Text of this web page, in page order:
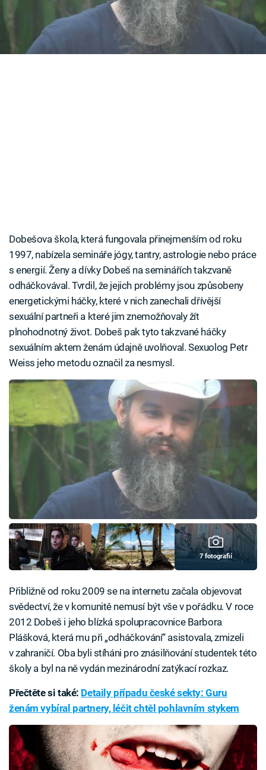
Sledujte prima+
esoterické školy Poetrie. Jeho případ
zaměstnával české soudy dlouhých deset let.
Dobešova škola, která fungovala přinejmenším od roku
1997, nabízela semináře jógy, tantry, astrologie nebo práce
s energií. Ženy a dívky Dobeš na seminářích takzvaně
odháčkovával. Tvrdil, že jejich problémy jsou způsobeny
energetickými háčky, které v nich zanechali dřívější
sexuální partneři a které jim znemožňovaly žít
plnohodnotný život. Dobeš pak tyto takzvané háčky
sexuálním aktem ženám údajně uvolňoval. Sexuolog Petr
Weiss jeho metodu označil za nesmysl.
7 fotografií
Přibližně od roku 2009 se na internetu začala objevovat
svědectví, že v komunitě nemusí být vše v pořádku. V roce
2012 Dobeš i jeho blízká spolupracovnice Barbora
Plášková, která mu při „odháčkování“ asistovala, zmizeli
v zahraničí. Oba byli stíháni pro znásilňování studentek této
školy a byl na ně vydán mezinárodní zatýkací rozkaz.
Přečtěte si také: Detaily případu české sekty: Guru
ženám vybíral partnery, léčit chtěl pohlavním stykem